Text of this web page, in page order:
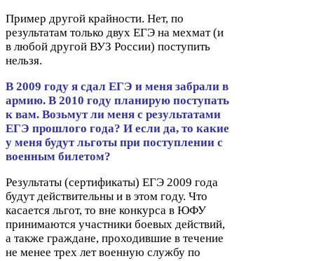
Пример другой крайности. Нет, по
результатам только двух ЕГЭ на мехмат (и
в любой другой ВУЗ России) поступить
нельзя.
В 2009 году я сдал ЕГЭ и меня забрали в
армию. В 2010 году планирую поступать
к вам. Возьмут ли меня с результатами
ЕГЭ прошлого года? И если да, то какие
у меня будут льготы при поступлении с
военным билетом?
Результаты (сертификаты) ЕГЭ 2009 года
будут действительны и в этом году. Что
касается льгот, то вне конкурса в ЮФУ
принимаются участники боевых действий,
а также граждане, проходившие в течение
не менее трех лет военную службу по